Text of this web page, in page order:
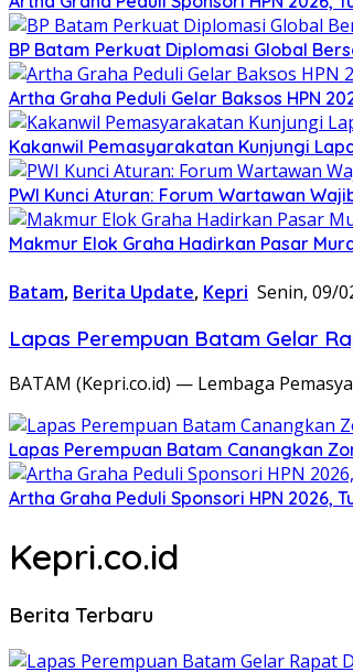
BP Batam Perkuat Diplomasi Global
Artha Graha Peduli Gelar Baksos HPN
Kakanwil Pemasyarakatan Kunjungi
PWI Kunci Aturan: Forum Wartawan
Makmur Elok Graha Hadirkan Pasar
Batam, Berita Update, Kepri Senin, 09/
Lapas Perempuan Batam Gelar
BATAM (Kepri.co.id) — Lembaga
Lapas Perempuan Batam Canangkan
Artha Graha Peduli Sponsori HPN 2026,
Kepri.co.id
Berita Terbaru